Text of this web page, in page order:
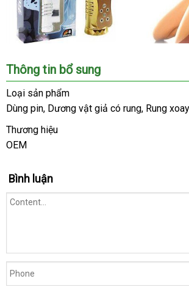
chuoi
he
thong
ban
hang
shopkiss
tren
Thông tin bổ sung
Loại sản phẩm
Dùng pinbỏ
sỉ
, Dương vật giả có rungthanh
, Rung xoay
Thương hiệu
OEM
Bình luận